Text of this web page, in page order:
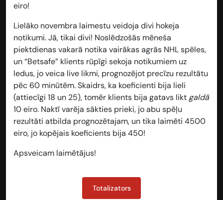
eiro!
Lielāko novembra laimestu veidoja divi hokeja
notikumi. Jā, tikai divi! Noslēdzošās mēneša
piektdienas vakarā notika vairākas agrās NHL spēles,
un “Betsafe” klients rūpīgi sekoja notikumiem uz
ledus, jo veica live likmi, prognozējot precīzu rezultātu
pēc 60 minūtēm. Skaidrs, ka koeficienti bija lieli
(attiecīgi 18 un 25), tomēr klients bija gatavs liktgaldā
10 eiro. Naktī varēja sākties prieki, jo abu spēļu
rezultāti atbilda prognozētajam, un tika laimēti 4500
eiro, jo kopējais koeficients bija 450!
Apsveicam laimētājus!
Totalizators